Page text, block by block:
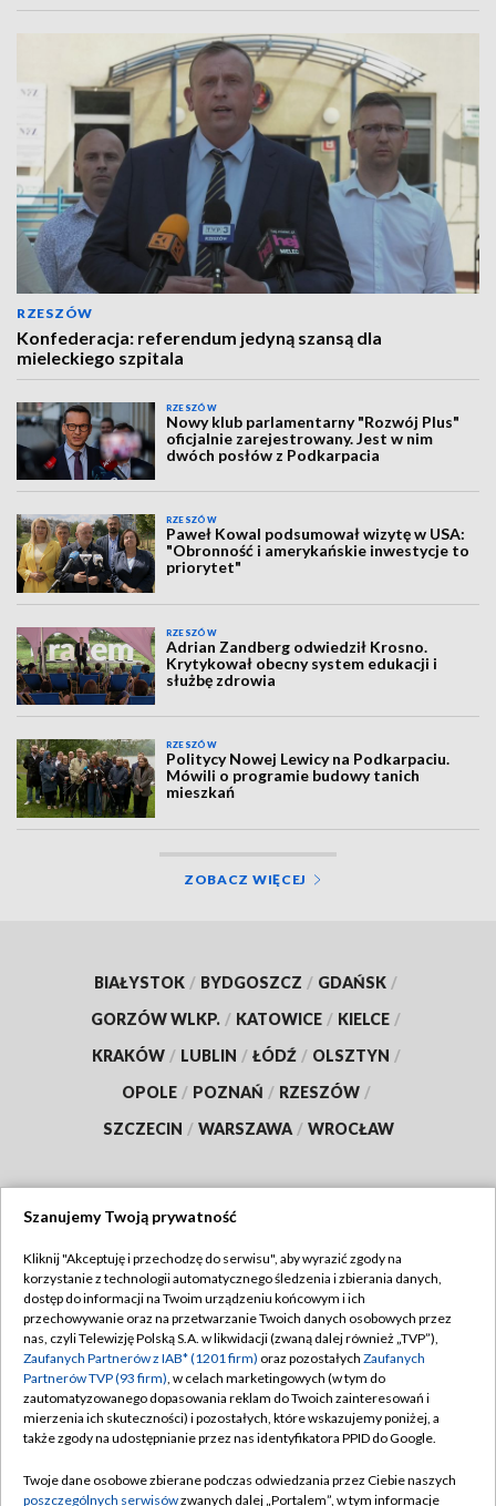
RZESZÓW
Konfederacja: referendum jedyną szansą dla
mieleckiego szpitala
RZESZÓW
Nowy klub parlamentarny "Rozwój Plus"
oficjalnie zarejestrowany. Jest w nim
dwóch posłów z Podkarpacia
RZESZÓW
Paweł Kowal podsumował wizytę w USA:
"Obronność i amerykańskie inwestycje to
priorytet"
RZESZÓW
Adrian Zandberg odwiedził Krosno.
Krytykował obecny system edukacji i
służbę zdrowia
RZESZÓW
Politycy Nowej Lewicy na Podkarpaciu.
Mówili o programie budowy tanich
mieszkań
ZOBACZ WIĘCEJ
BIAŁYSTOK / BYDGOSZCZ / GDAŃSK /
GORZÓW WLKP. / KATOWICE / KIELCE /
KRAKÓW / LUBLIN / ŁÓDŹ / OLSZTYN /
OPOLE / POZNAŃ / RZESZÓW /
SZCZECIN / WARSZAWA / WROCŁAW
TVP
Abonament TVP
Emisja w TVP
Centrum informacji TVP
Naziemna Telewizja Cyfrowa
Rada Programowa
Regulamin TVP
Polityka prywatności
Moje zgody
Pomoc
Szanujemy Twoją prywatność
Kliknij "Akceptuję i przechodzę do serwisu", aby wyrazić zgody na
korzystanie z technologii automatycznego śledzenia i zbierania danych,
dostęp do informacji na Twoim urządzeniu końcowym i ich
przechowywanie oraz na przetwarzanie Twoich danych osobowych przez
nas, czyli Telewizję Polską S.A. w likwidacji (zwaną dalej również „TVP”),
Zaufanych Partnerów z IAB* (1201 firm) oraz pozostałych Zaufanych
Partnerów TVP (93 firm), w celach marketingowych (w tym do
zautomatyzowanego dopasowania reklam do Twoich zainteresowań i
mierzenia ich skuteczności) i pozostałych, które wskazujemy poniżej, a
także zgody na udostępnianie przez nas identyfikatora PPID do Google.
Twoje dane osobowe zbierane podczas odwiedzania przez Ciebie naszych
poszczególnych serwisówzwanych dalej „Portalem”, w tym informacje